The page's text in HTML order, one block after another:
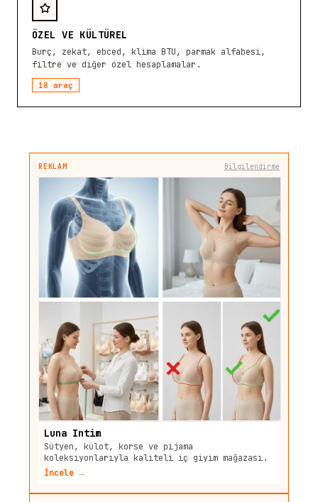
ÖZEL VE KÜLTÜREL
Burç, zekat, ebced, klima BTU, parmak alfabesi,
filtre ve diğer özel hesaplamalar.
18 araç
REKLAM Bilgilendirme
Luna Intim
Sütyen, külot, korse ve pijama
koleksiyonlarıyla kaliteli iç giyim mağazası.
İncele →